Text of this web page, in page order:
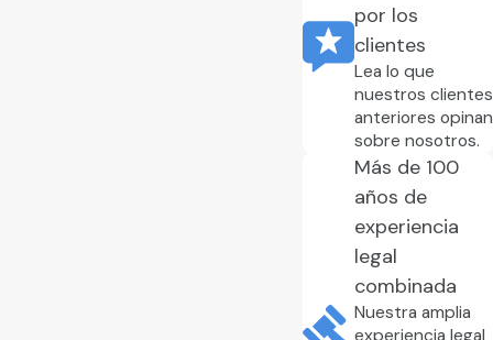
a un abogado para hacerlo. Por ley,
de personal, que deberá incluir todos
con la ley, la respuesta se debe
por los
clientes
Lea lo que
nuestros clientes
anteriores opinan
sobre nosotros.
Más de 100
años de
experiencia
legal
combinada
Nuestra amplia
experiencia legal